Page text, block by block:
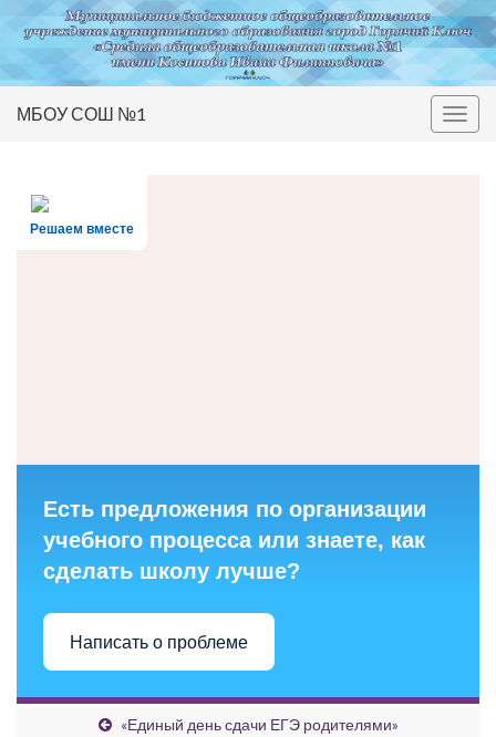
Вкл/
МБОУ СОШ №1
Решаем вместе
Есть предложения по организации
учебного процесса или знаете, как
сделать школу лучше?
Написать о проблеме
«Единый день сдачи ЕГЭ родителями»